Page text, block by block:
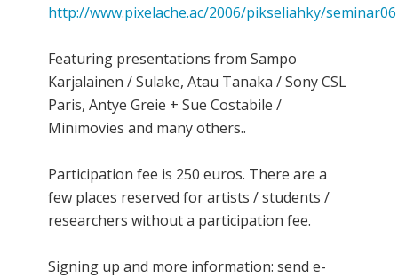
http://www.pixelache.ac/2006/pikseliahky/seminar06
Featuring presentations from Sampo
Karjalainen / Sulake, Atau Tanaka / Sony CSL
Paris, Antye Greie + Sue Costabile /
Minimovies and many others..
Participation fee is 250 euros. There are a
few places reserved for artists / students /
researchers without a participation fee.
Signing up and more information: send e-